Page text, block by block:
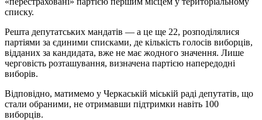
списку.
Решта депутатських мандатів — а це ще 22, розподілялися
партіями за єдиними списками, де кількість голосів виборців,
відданих за кандидата, вже не має жодного значення. Лише
черговість розташування, визначена партією напередодні
виборів.
Відповідно, матимемо у Черкаській міській раді депутатів, що
стали обраними, не отримавши підтримки навіть 100
виборців.